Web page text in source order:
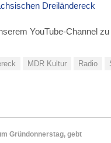
Dreiländereck
YouTube-Channel zu
MDR Kultur Radio
Gründonnerstag, gebt